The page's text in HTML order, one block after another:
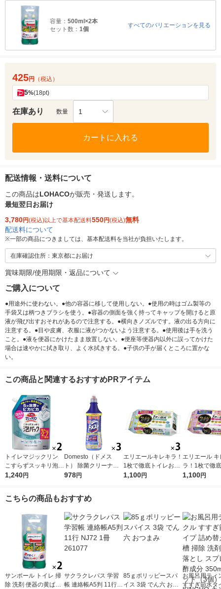
容量： 500ml×2本
セット数： 1個
すべてのバリエーションを見る
425円 （税込）
5%(18pt)
在庫あり 数量 1
カートに入れる
配送情報・送料について
この商品はLOHACOが販売・発送します。
最短翌日お届け
3,780円(税込)以上で基本配送料550円(税込)無料
配送料について
※一部の商品につきましては、基本配送料を当社が負担いたします。
在庫確認住所：東京都にお届け
賞味期限/使用期限・返品について
ご購入について
●用途外に使わない。●他の容器に移して使用しない。●使用の時はゴム製等の
手袋又は柄つきブラシを使う。●容器の側面を強く持ってキャップを開けると原
液が飛び出すおそれがあるので注意する。●横向きノズルです。液の出る方向に
注意する。●目や皮膚、衣服に液がつかないよう注意する。●使用後は手を洗う
こと。●液を便器にかけたまま放置しない。●便座等便器内以外に誤ってかけた
場合は速やかに拭き取り、よく水拭きする。●子供の手が届くところに置かな
い。
この商品と関連するおすすめPRアイテム
トイレマジックリン
こすらずスッキリ泡パ
ック シトラスサボン
王
1,240円
Domesto（ドメス
ト） 除菌クリーナー
本体 500ml １セット
リウム】 ユニリーバ
978円
エリエールキレキラ！
1枚で徹底トイレお掃
除シート シトラスミ
1,100円
エリエール キ
ラ！1枚で徹
おそうじシー
1,100円
こちらの商品もおすすめ
サンポール トイレ 掃
除 洗剤 便器の黄ばみ
サクラクレパス 学習
帳 連絡帳A5判 11行 N
85ｇポリッピースパ
イス 3袋 でん六 おつ
お風呂用ティ
すすぎ節水タ